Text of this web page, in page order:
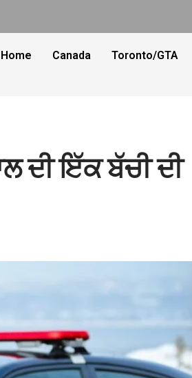
Home Canada Toronto/GTA
ਦੀ ਇੱਕ ਬੱਚੀ ਦੀ